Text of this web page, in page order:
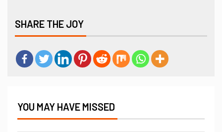
SHARE THE JOY
YOU MAY HAVE MISSED